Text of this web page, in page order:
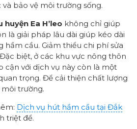
bảo vệ môi trường sống.
huyện Ea H’leo không chỉ giúp
là giải pháp lâu dài giúp kéo dài
hầm cầu. Giảm thiểu chi phí sửa
biệt, ở các khu vực nông thôn
cận với dịch vụ này còn là một
trọng. Để cải thiện chất lượng
môi trường.
Dịch vụ hút hầm cầu tại Đắk
triệt để.